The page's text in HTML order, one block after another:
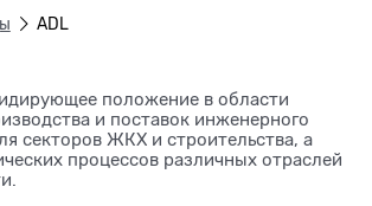
ADL
положение в области
и поставок инженерного
секторов ЖКХ и строительства, а
процессов различных отраслей